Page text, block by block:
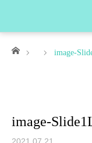
ホーム image-
image-